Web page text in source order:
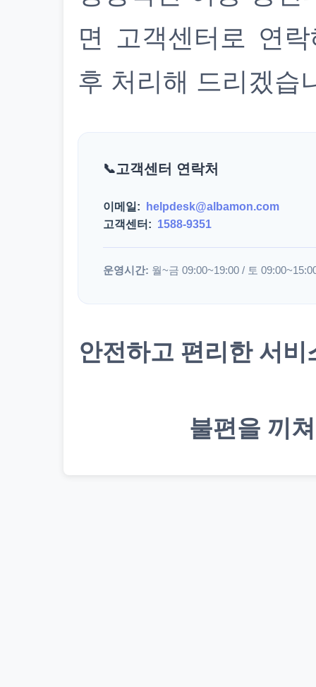
면 고객센터로 연
후 처리해 드리겠습
고객센터 연락처
이메일:
helpdesk@albamon.com
고객센터: 1588-9351
운영시간: 월~금 09:00~19:00 / 토
안전하고 편리한 서
불편을 끼